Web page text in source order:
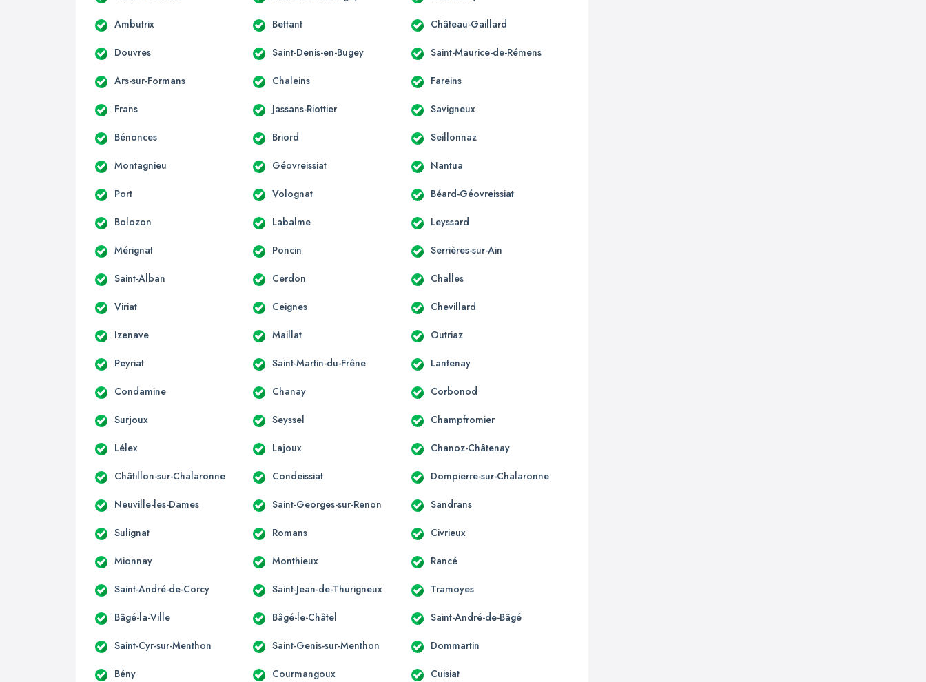
Ambutrix Bettant Château-Gaillard
Douvres Saint-Denis-en-Bugey Saint-Maurice-de-Rémens
Ars-sur-Formans Chaleins Fareins
Frans Jassans-Riottier Savigneux
Bénonces Briord Seillonnaz
Montagnieu Géovreissiat Nantua
Port Volognat Béard-Géovreissiat
Bolozon Labalme Leyssard
Mérignat Poncin Serrières-sur-Ain
Saint-Alban Cerdon Challes
Viriat Ceignes Chevillard
Izenave Maillat Outriaz
Peyriat Saint-Martin-du-Frêne Lantenay
Condamine Chanay Corbonod
Surjoux Seyssel Champfromier
Lélex Lajoux Chanoz-Châtenay
Châtillon-sur-Chalaronne Condeissiat Dompierre-sur-Chalaronne
Neuville-les-Dames Saint-Georges-sur-Renon Sandrans
Sulignat Romans Civrieux
Mionnay Monthieux Rancé
Saint-André-de-Corcy Saint-Jean-de-Thurigneux Tramoyes
Bâgé-la-Ville Bâgé-le-Châtel Saint-André-de-Bâgé
Saint-Cyr-sur-Menthon Saint-Genis-sur-Menthon Dommartin
Bény Courmangoux Cuisiat